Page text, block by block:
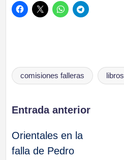
Etiquetas:
comisiones falleras libros
Navegación
de
Entrada anterior
Orientales en la
falla de Pedro